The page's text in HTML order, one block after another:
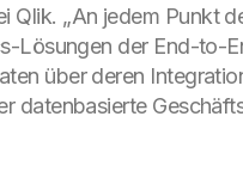
Qlik. „An jedem Punkt
Lösungen der End-to-
über deren
datenbasierte